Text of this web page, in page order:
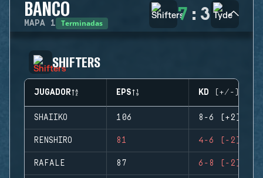
BANCO
MAPA 1 Terminadas 7 : 3
SHIFTERS
JUGADOR EPS KD (+/-)
SHAIIKO 106 8-6 (+2)
RENSHIRO 81 4-6 (-2)
RAFALE 87 6-8 (-2)